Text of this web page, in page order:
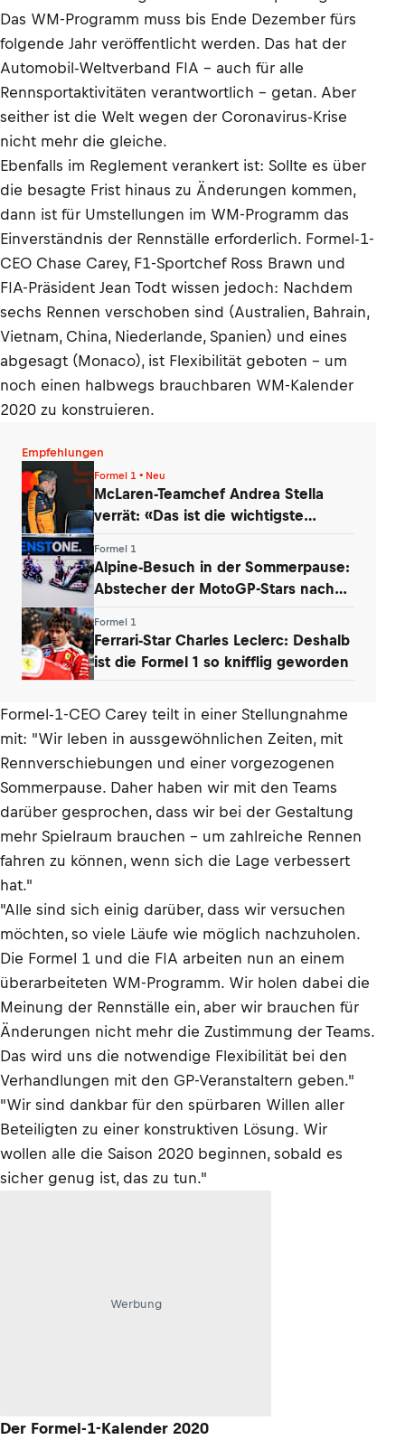
Das WM-Programm muss bis Ende Dezember fürs
folgende Jahr veröffentlicht werden. Das hat der
Automobil-Weltverband FIA – auch für alle
Rennsportaktivitäten verantwortlich – getan. Aber
seither ist die Welt wegen der Coronavirus-Krise
nicht mehr die gleiche.
Ebenfalls im Reglement verankert ist: Sollte es über
die besagte Frist hinaus zu Änderungen kommen,
dann ist für Umstellungen im WM-Programm das
Einverständnis der Rennställe erforderlich. Formel-1-
CEO Chase Carey, F1-Sportchef Ross Brawn und
FIA-Präsident Jean Todt wissen jedoch: Nachdem
sechs Rennen verschoben sind (Australien, Bahrain,
Vietnam, China, Niederlande, Spanien) und eines
abgesagt (Monaco), ist Flexibilität geboten – um
noch einen halbwegs brauchbaren WM-Kalender
2020 zu konstruieren.
Empfehlungen
Formel 1 • Neu
McLaren-Teamchef Andrea Stella
verrät: «Das ist die wichtigste
Formel 1
Alpine-Besuch in der Sommerpause:
Abstecher der MotoGP-Stars nach
Formel 1
Ferrari-Star Charles Leclerc: Deshalb
ist die Formel 1 so knifflig geworden
Formel-1-CEO Carey teilt in einer Stellungnahme
mit: "Wir leben in aussgewöhnlichen Zeiten, mit
Rennverschiebungen und einer vorgezogenen
Sommerpause. Daher haben wir mit den Teams
darüber gesprochen, dass wir bei der Gestaltung
mehr Spielraum brauchen – um zahlreiche Rennen
fahren zu können, wenn sich die Lage verbessert
hat."
"Alle sind sich einig darüber, dass wir versuchen
möchten, so viele Läufe wie möglich nachzuholen.
Die Formel 1 und die FIA arbeiten nun an einem
überarbeiteten WM-Programm. Wir holen dabei die
Meinung der Rennställe ein, aber wir brauchen für
Änderungen nicht mehr die Zustimmung der Teams.
Das wird uns die notwendige Flexibilität bei den
Verhandlungen mit den GP-Veranstaltern geben."
"Wir sind dankbar für den spürbaren Willen aller
Beteiligten zu einer konstruktiven Lösung. Wir
wollen alle die Saison 2020 beginnen, sobald es
sicher genug ist, das zu tun."
Werbung
Der Formel-1-Kalender 2020